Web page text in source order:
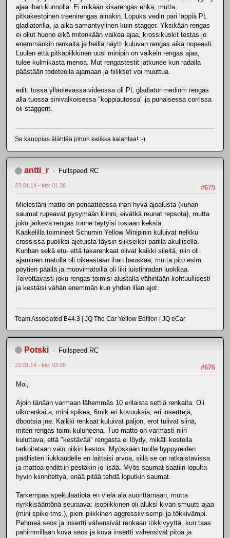
ajaa ihan kunnolla. Ei mikään kisarengas ehkä, mutta
pitkäkestoinen treenirengas ainakin. Lopuks vedin pari läppiä PL
gladiatorilla, ja aika samantyylinen kuin stagger. Yksikään rengas
ei ollut huono eikä mitenkään vaikea ajaa, krossikuskit testas jo
enemmänkin renkaita ja heillä näytti kuluvan rengas aika nopeasti.
Luulen että pitkäpiikkinen uusi minipin on vaikein rengas ajaa,
tulee kulmikasta menoa. Mut rengastestit jatkunee kun radalla
päästään todeteolla ajamaan ja fiilikset voi muuttua.
edit: tossa ylläolevassa videossa oli PL gladiator medium rengas
alla tuossa sinivalkoisessa "koppiautossa" ja punaisessa corrissa
oli staggerit.
Se kauppias älähtää johon kalikka kalahtaa! :-)
antti_r Fullspeed RC
#675
23.01.14 - klo: 01.38
Mielestäni matto on periaatteessa ihan hyvä ajoalusta (kuhan
saumat rupeavat pysymään kiinni, eivätkä reunat repsota), mutta
joku järkevä rengas tonne täytyisi tosiaan keksiä.
Kaakelilla toimineet Schumin Yellow Minipinin kuluivat nelkku
crossissa puoliksi ajetuista täysin slikseiksi parilla akullisella.
Kunhan sekä etu- että takarenkaat olivat kaikki sileitä, niin oli
ajaminen matolla oli oikeastaan ihan hauskaa, mutta pito esim.
pöytien päällä ja muovimatoilla oli liki luistinradan luokkaa.
Toivottavasti joku rengas toimisi alustalla vähintään kohtuullisesti
ja kestäisi vähän enemmän kun yhden illan ajot.
Team Associated B44.3 | JQ The Car Yellow Edition | JQ eCar
Potski Fullspeed RC
#676
23.01.14 - klo: 03.08
Moi,
Ajoin tänään varmaan lähemmäs 10 erilaista settiä renkaita. Oli
ulkorenkaita, mini spikea, 6mik eri kovuuksia, eri inserttejä,
dbootsia jne. Kaikki renkaat kuluivat paljon, erot tulivat siinä,
miten rengas toimi kuluneena. Tuo matto on varmasti niin
kuluttava, että "kestävää" rengasta ei löydy, mikäli kestolla
tarkoitetaan vain piikin kestoa. Myöskään tuolle hyppyreiden
päällisten liukkaudelle en laittaisi arvoa, sillä se on ratkaistavissa
ja mattoa ehdittiin pestäkin jo lisää. Myös saumat saatiin lopulta
hyvin kiinnitettyä, enää pitää tehdä loputkin saumat.
Tarkempaa spekulaatiota en vielä ala suorittamaan, mutta
nyrkkisääntönä seuraava: isopiikkinen oli aluksi kivan smuutti ajaa
(mini spike tms.), pieni piikkinen aggressiivisempi ja tökkivämpi.
Pehmeä seos ja insertti vähensivät renkaan tökkivyyttä, kun taas
pahimmillaan kova seos ja kova insertti vähensivät pitoa ja